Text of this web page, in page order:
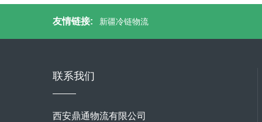
友情链接: 新疆冷链物流
联系我们
西安鼎通物流有限公司